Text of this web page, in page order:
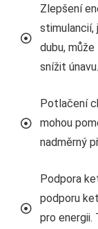
Zlepšení
stimulancií,
dubu,
snížit únavu.
Potlačení
mohou
nadměrný
Podpora
podporu
pro